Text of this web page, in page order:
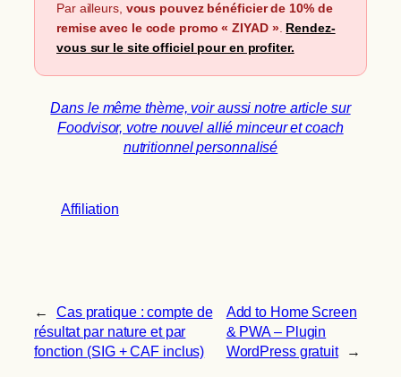
Par ailleurs, vous pouvez bénéficier de 10% de
remise avec le code promo « ZIYAD ». Rendez-
vous sur le site officiel pour en profiter.
Dans le même thème, voir aussi notre article sur
Foodvisor, votre nouvel allié minceur et coach
nutritionnel personnalisé
Affiliation
←
Cas pratique : compte de
résultat par nature et par
fonction (SIG + CAF inclus)
Add to Home Screen
& PWA – Plugin
WordPress gratuit
→